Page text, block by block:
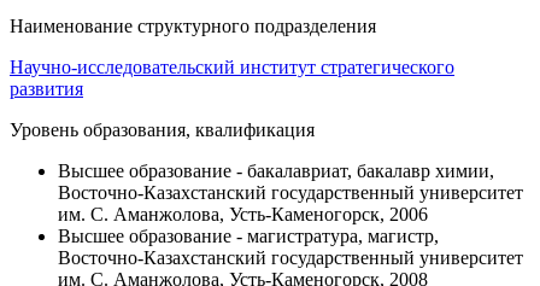
Наименование структурного подразделения
Научно-исследовательский институт стратегического
развития
Уровень образования, квалификация
Высшее образование - бакалавриат, бакалавр химии,
Восточно-Казахстанский государственный университет
им. С. Аманжолова, Усть-Каменогорск, 2006
Высшее образование - магистратура, магистр,
Восточно-Казахстанский государственный университет
им. С. Аманжолова, Усть-Каменогорск, 2008